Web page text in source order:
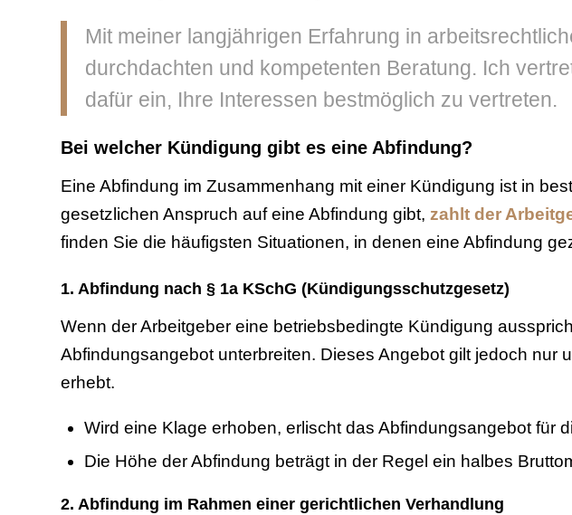
Mit meiner langjährigen Erfahrung in
durchdachten und kompetenten Beratung. Ich
dafür ein, Ihre Interessen bestmöglich zu vertreten.
Bei welcher Kündigung gibt es eine Abfindung?
Eine Abfindung im Zusammenhang mit einer Kündigung ist in
gesetzlichen Anspruch auf eine Abfindung gibt, zahlt der
finden Sie die häufigsten Situationen, in denen eine Abfindung
1. Abfindung nach § 1a KSchG (Kündigungsschutzgesetz)
Wenn der Arbeitgeber eine betriebsbedingte Kündigung
Abfindungsangebot unterbreiten. Dieses Angebot gilt jedoch
erhebt.
Wird eine Klage erhoben, erlischt das Abfindungsangebot für
Die Höhe der Abfindung beträgt in der Regel ein halbes
2. Abfindung im Rahmen einer gerichtlichen Verhandlung